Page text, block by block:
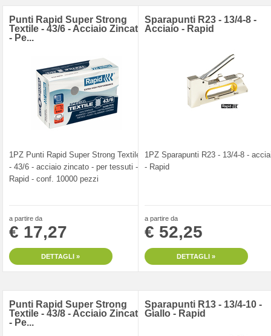
Punti Rapid Super Strong
Textile - 43/6 - Acciaio Zincato
- Pe...
1PZ Punti Rapid Super Strong Textile
- 43/6 - acciaio zincato - per tessuti -
Rapid - conf. 10000 pezzi
a partire da
€ 17,27
DETTAGLI »
Sparapunti R23 - 13/4-8 -
Acciaio - Rapid
1PZ Sparapunti R23 - 13/4-8 -
- Rapid
a partire da
€ 52,25
DETTAGLI »
Punti Rapid Super Strong
Textile - 43/8 - Acciaio Zincato
- Pe...
Sparapunti R13 - 13/4-10 -
Giallo - Rapid